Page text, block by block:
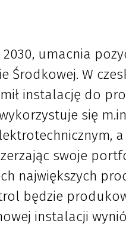
umacnia
W
instalację do
się
swoje
największych
będzie
instalacji